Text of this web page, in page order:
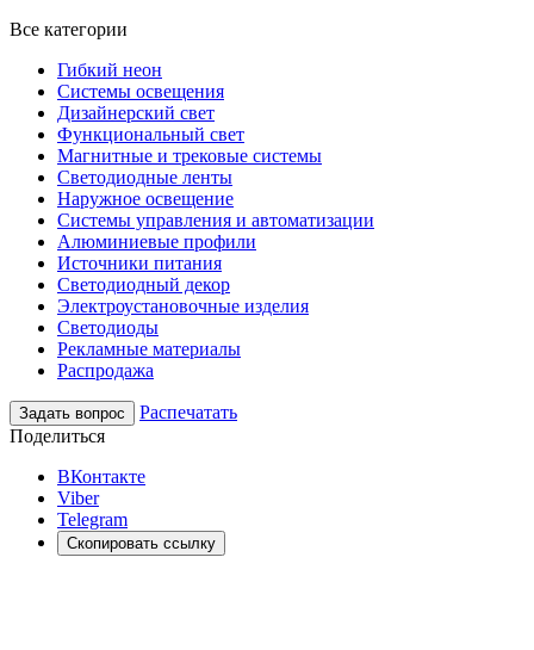
Все категории
Гибкий неон
Системы освещения
Дизайнерский свет
Функциональный свет
Магнитные и трековые системы
Светодиодные ленты
Наружное освещение
Системы управления и автоматизации
Алюминиевые профили
Источники питания
Светодиодный декор
Электроустановочные изделия
Светодиоды
Рекламные материалы
Распродажа
Задать вопрос
Распечатать
Поделиться
ВКонтакте
Viber
Telegram
Скопировать ссылку